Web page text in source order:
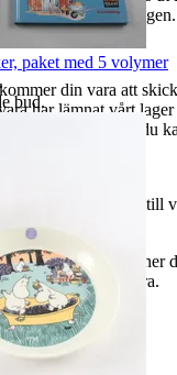
av från återbetalningen.
din vara att
har lämnat vårt
inom kort där du
hör av dig till
annonser godkänner
här på Tradera.
paket med 5 volymer
.
bud.